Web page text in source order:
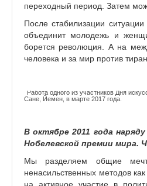
переходный период. Затем
После стабилизации
объединит молодежь и
борется революция. А на
человека и за мир против
Работа одного из участников Дня
Сане, Йемен, в марте 2017 года.
В октябре 2011 года наряду
Нобелевской премии мира.
Мы разделяем общие
ненасильственных методов